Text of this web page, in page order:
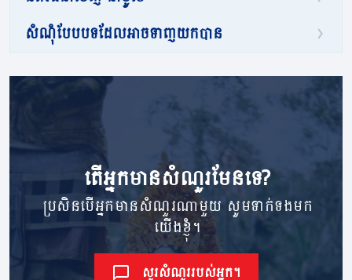
សំណុំបែបបទដែលអាចទាញយកបាន
តើ​អ្នក​មាន​សំណួរ​មែនទេ?
ប្រសិនបើអ្នកមានសំណួរណាមួយ សូមទាក់ទងមក
យើងខ្ញុំ។
សួរសំណួររបស់អ្នក។